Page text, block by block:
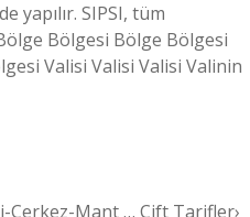
yapılır. SIPSI, tüm
Bölgesi Bölge Bölgesi
Valisi Valisi Valisi Valinin
Cerkez-Mant … Çift Tarifler›